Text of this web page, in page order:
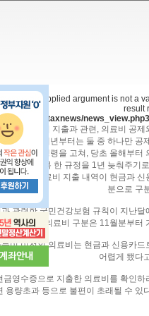
supplied argument is not a
result
tax/taxnews/news_view.php3
들이 의료비 지출과 관련, 의료비 공제
. 그러나 내년부터는 둘 중 하나만 공
제한법 시행령을 고쳐, 당초 올해부터
만 가능토록 한 규정을 1년 늦춰주기
해서는 의료비 지출 내역이 현금과 신
분으로 구
관련한 국민건강보험 규칙이 지난달
의료비 구분은 11월분부터
이 이전의 의료비는 현금과 신용카드
어렵게 됐다
영수증으로 지출한 의료비를 확인하
용량초과 등으로 불편이 초래될 수 있